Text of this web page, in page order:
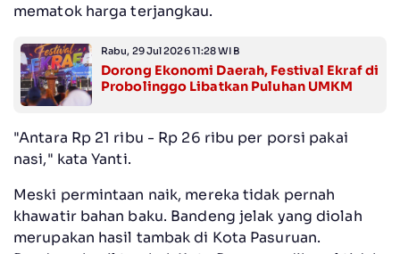
mematok harga terjangkau.
Rabu, 29 Jul 2026 11:28 WIB
Dorong Ekonomi Daerah, Festival Ekraf di
Probolinggo Libatkan Puluhan UMKM
"Antara Rp 21 ribu - Rp 26 ribu per porsi pakai
nasi," kata Yanti.
Meski permintaan naik, mereka tidak pernah
khawatir bahan baku. Bandeng jelak yang diolah
merupakan hasil tambak di Kota Pasuruan.